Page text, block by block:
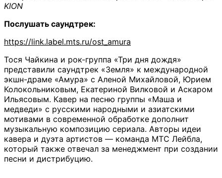
KION
Послушать саундтрек:
https://link.label.mts.ru/ost_amura
Тося Чайкина и рок-группа «Три дня дождя»
представили саундтрек «Земля» к международной
экшн-драме «Амура» с Аленой Михайловой, Юрием
Колокольниковым, Екатериной Вилковой и Аскаром
Ильясовым. Кавер на песню группы «Маша и
медведи» с русскими народными и азиатскими
мотивами в современной обработке дополнит
музыкальную композицию сериала. Авторы идеи
кавера и дуэта артистов — команда МТС Лейбла,
который также отвечал за менеджмент при создании
песни и дистрибуцию.